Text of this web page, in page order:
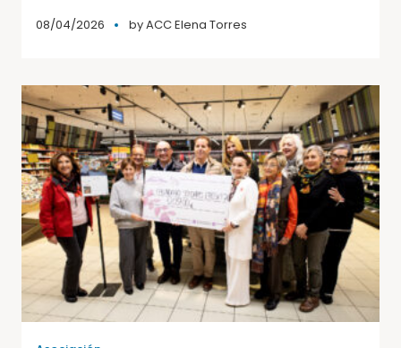
08/04/2026 byACC Elena Torres